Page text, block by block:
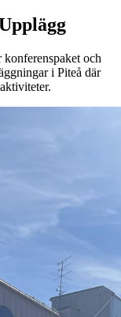
och
i Piteå där